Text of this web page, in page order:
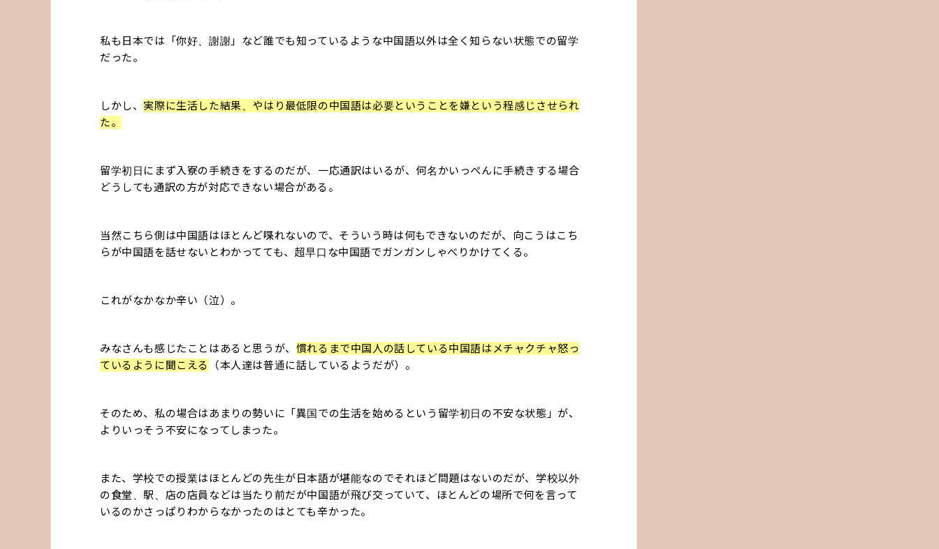
私も日本では「你好、謝謝」など誰でも知っているような中国語以外は全く知らない状態での留学
だった。
しかし、 実際に生活した結果、やはり最低限の中国語は必要ということを嫌という程感じさせられ
た。
留学初日にまず入寮の手続きをするのだが、一応通訳はいるが、何名かいっぺんに手続きする場合
どうしても通訳の方が対応できない場合がある。
当然こちら側は中国語はほとんど喋れないので、そういう時は何もできないのだが、向こうはこち
らが中国語を話せないとわかってても、超早口な中国語でガンガンしゃべりかけてくる。
これがなかなか辛い（泣）。
みなさんも感じたことはあると思うが、 慣れるまで中国人の話している中国語はメチャクチャ怒っ
ているように聞こえる
（本人達は普通に話しているようだが）。
そのため、私の場合はあまりの勢いに「異国での生活を始めるという留学初日の不安な状態」が、
よりいっそう不安になってしまった。
また、学校での授業はほとんどの先生が日本語が堪能なのでそれほど問題はないのだが、学校以外
の食堂、駅、店の店員などは当たり前だが中国語が飛び交っていて、ほとんどの場所で何を言って
いるのかさっぱりわからなかったのはとても辛かった。